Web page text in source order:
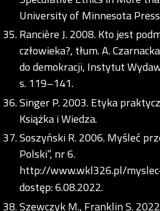
University of Minnesota
Rancière J. 2008. Kto jest
człowieka?, tłum. A.
do demokracji, Instytut
s. 119–141.
Singer P. 2003. Etyka
Książka i Wiedza.
Soszyński R. 2006. Myśleć
Polski”, nr 6.
http://www.wkl326.pl/
dostęp: 6.08.2022.
Szewczyk M., Franklin S.